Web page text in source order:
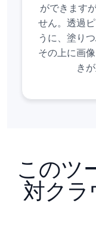
ができます
せん。透過
うに、塗り
その上に画
き
このツ
対クラ